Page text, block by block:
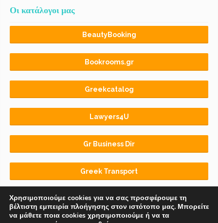
Οι κατάλογοι μας
BeautyBooking
Bookrooms.gr
Greekcatalog
Lawyers4U
Gr Business Dir
Greek Transport
Χρησιμοποιούμε cookies για να σας προσφέρουμε τη
βέλτιστη εμπειρία πλοήγησης στον ιστότοπο μας. Μπορείτε
να μάθετε ποια cookies χρησιμοποιούμε ή να τα